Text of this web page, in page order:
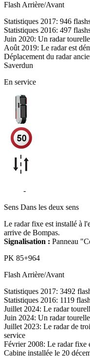
Flash Arrière/Avant
Statistiques 2017: 946
Statistiques 2016: 497
Juin 2020: Un radar
Août 2019: Le radar est
Déplacement du radar
Saverdun
En service
-
Sens Dans les deux sens
Le radar fixe est installé à
arrive de Bompas.
Signalisation : Panneau
PK 85+964
Flash Arrière/Avant
Statistiques 2017: 3492
Statistiques 2016: 1119
Juillet 2024: Le radar
Juin 2024: Un radar
Juillet 2023: Le radar de
service
Février 2008: Le radar fixe
Cabine installée le 20